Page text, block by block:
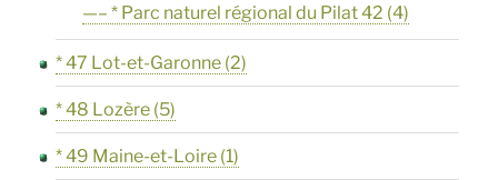
—– * Parc naturel régional du Pilat 42 (4)
* 47 Lot-et-Garonne (2)
* 48 Lozère (5)
* 49 Maine-et-Loire (1)